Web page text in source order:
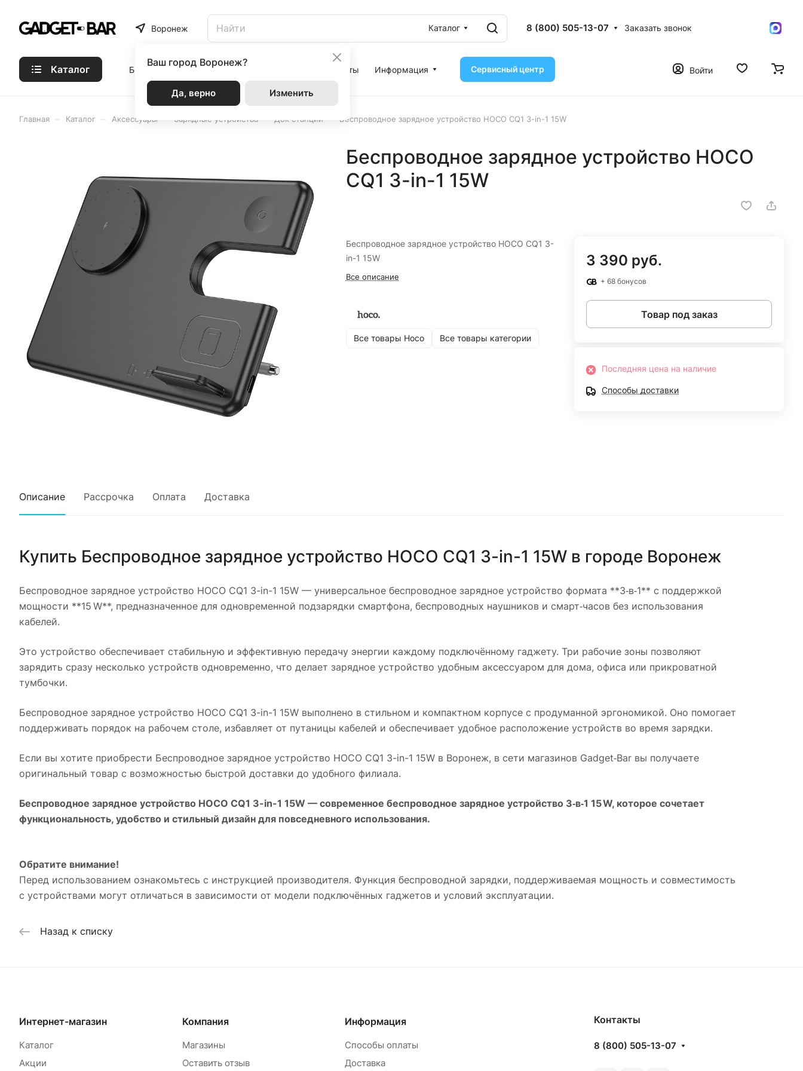
Воронеж
Ваш город Воронеж?
Да, верно Изменить
Каталог 8 (800) 505-13-07 Заказать звонок
Каталог Бренды Статьи Акции Контакты Информация Сервисный центр Войти
Главная Каталог Аксессуары Зарядные устройства Док станции Беспроводное зарядное устройство HOCO CQ1 3-in-1 15W
Беспроводное зарядное устройство HOCO
CQ1 3-in-1 15W
Беспроводное зарядное устройство HOCO CQ1 3-
in-1 15W
Все описание
Все товары Hoco Все товары категории
3 390 руб.
+ 68 бонусов
Товар под заказ
Последняя цена на наличие
Способы доставки
Описание Рассрочка Оплата Доставка
Купить Беспроводное зарядное устройство HOCO CQ1 3-in-1 15W в городе Воронеж
Беспроводное зарядное устройство HOCO CQ1 3-in-1 15W — универсальное беспроводное зарядное устройство формата **3‑в‑1** с поддержкой
мощности **15 W**, предназначенное для одновременной подзарядки смартфона, беспроводных наушников и смарт‑часов без использования
кабелей.
Это устройство обеспечивает стабильную и эффективную передачу энергии каждому подключённому гаджету. Три рабочие зоны позволяют
зарядить сразу несколько устройств одновременно, что делает зарядное устройство удобным аксессуаром для дома, офиса или прикроватной
тумбочки.
Беспроводное зарядное устройство HOCO CQ1 3-in-1 15W выполнено в стильном и компактном корпусе с продуманной эргономикой. Оно помогает
поддерживать порядок на рабочем столе, избавляет от путаницы кабелей и обеспечивает удобное расположение устройств во время зарядки.
Если вы хотите приобрести Беспроводное зарядное устройство HOCO CQ1 3-in-1 15W в Воронеж, в сети магазинов Gadget‑Bar вы получаете
оригинальный товар с возможностью быстрой доставки до удобного филиала.
Беспроводное зарядное устройство HOCO CQ1 3-in-1 15W — современное беспроводное зарядное устройство 3‑в‑1 15 W, которое сочетает
функциональность, удобство и стильный дизайн для повседневного использования.
Обратите внимание!
Перед использованием ознакомьтесь с инструкцией производителя. Функция беспроводной зарядки, поддерживаемая мощность и совместимость
с устройствами могут отличаться в зависимости от модели подключённых гаджетов и условий эксплуатации.
Назад к списку
Интернет-магазин
Каталог
Акции
Компания
Магазины
Оставить отзыв
Информация
Способы оплаты
Доставка
Контакты
8 (800) 505-13-07